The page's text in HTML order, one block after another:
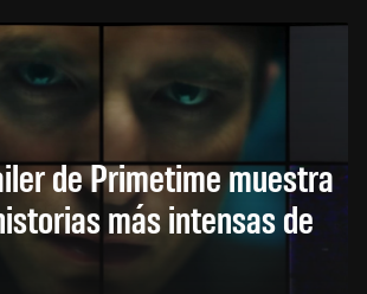
de Primetime muestra
más intensas de